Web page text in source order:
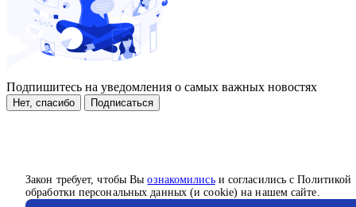
Закон требует, чтобы Выознакомилисьи согласились с Политикой
обработки персональных данных (и cookie) на нашем сайте.
Подпишитесь на уведомления о самых важных новостях
Нет, спасибо Подписаться